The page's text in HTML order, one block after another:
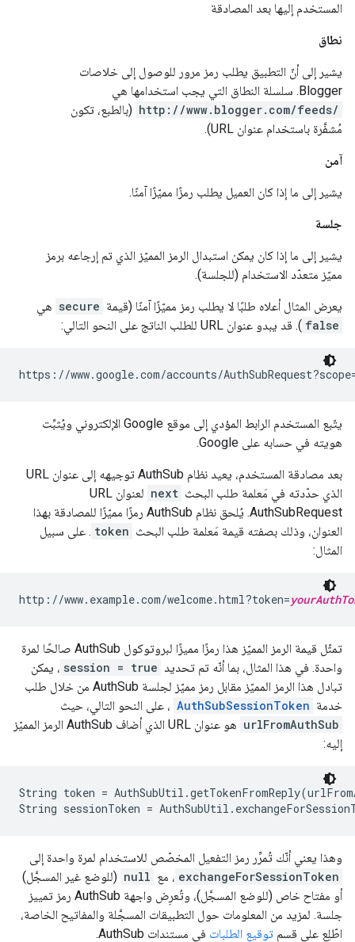
المستخدم إليها بعد المصادقة
نطاق
يشير إلى أنّ التطبيق يطلب رمز مرور للوصول إلى خلاصات
Blogger. سلسلة النطاق التي يجب استخدامها هي
http://www.blogger.com/feeds/ (بالطبع، تكون
مُشفَّرة باستخدام عنوان URL).
آمن
يشير إلى ما إذا كان العميل يطلب رمزًا مميّزًا آمنًا.
جلسة
يشير إلى ما إذا كان يمكن استبدال الرمز المميّز الذي تم إرجاعه برمز
مميّز متعدّد الاستخدام (للجلسة).
يعرض المثال أعلاه طلبًا لا يطلب رمز مميّزًا آمنًا (قيمة secure هي
false ). قد يبدو عنوان URL للطلب الناتج على النحو التالي:
يتّبع المستخدم الرابط المؤدي إلى موقع Google الإلكتروني ويُثبِّت
هويته في حسابه على Google.
بعد مصادقة المستخدم، يعيد نظام AuthSub توجيهه إلى عنوان URL
الذي حدّدته في مَعلمة طلب البحث next
لعنوان URL
AuthSubRequest. يُلحق نظام AuthSub رمزًا مميّزًا للمصادقة بهذا
العنوان، وذلك بصفته قيمة مَعلمة طلب البحث token . على سبيل
المثال:
http://www.example.com/welcome.html?token=
تمثّل قيمة الرمز المميّز هذا رمزًا مميزًا لبروتوكول AuthSub صالحًا لمرة
واحدة. في هذا المثال، بما أنّه تم تحديد session = true ، يمكن
تبادل هذا الرمز المميّز مقابل رمز مميّز لجلسة AuthSub من خلال طلب
خدمة AuthSubSessionToken ، على النحو التالي، حيث
urlFromAuthSub
هو عنوان URL الذي أضاف AuthSub الرمز المميّز
إليه:
String token =
وهذا يعني أنّك تُمرِّر رمز التفعيل المخصّص للاستخدام لمرة واحدة إلى
exchangeForSessionToken ، مع null (للوضع غير المسجَّل)
أو مفتاح خاص (للوضع المسجَّل)، وتُعرِض واجهة AuthSub رمز تمييز
جلسة. لمزيد من المعلومات حول التطبيقات المسجَّلة والمفاتيح الخاصة،
اطّلِع على قسم توقيع الطلبات في مستندات AuthSub.